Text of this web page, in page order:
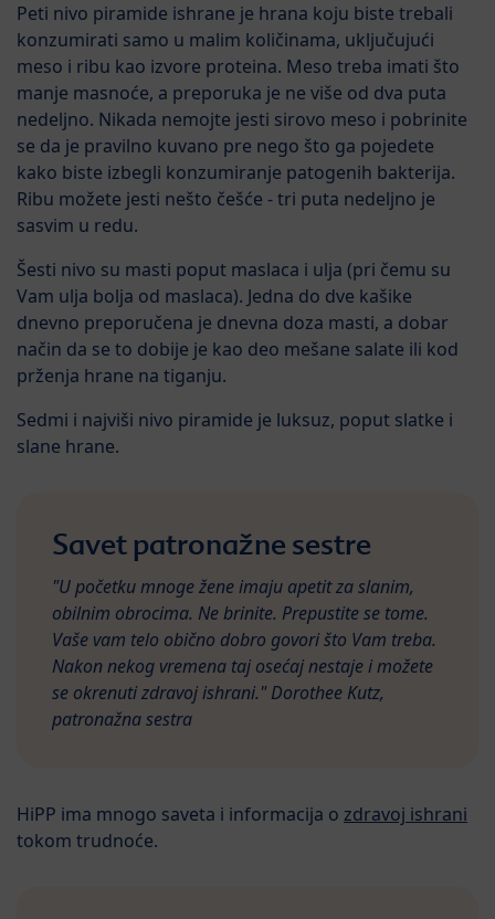
Peti nivo piramide ishrane je hrana koju biste trebali
konzumirati samo u malim količinama, uključujući
meso i ribu kao izvore proteina. Meso treba imati što
manje masnoće, a preporuka je ne više od dva puta
nedeljno. Nikada nemojte jesti sirovo meso i pobrinite
se da je pravilno kuvano pre nego što ga pojedete
kako biste izbegli konzumiranje patogenih bakterija.
Ribu možete jesti nešto češće - tri puta nedeljno je
sasvim u redu.
Šesti nivo su masti poput maslaca i ulja (pri čemu su
Vam ulja bolja od maslaca). Jedna do dve kašike
dnevno preporučena je dnevna doza masti, a dobar
način da se to dobije je kao deo mešane salate ili kod
prženja hrane na tiganju.
Sedmi i najviši nivo piramide je luksuz, poput slatke i
slane hrane.
Savet patronažne sestre
"U početku mnoge žene imaju apetit za slanim,
obilnim obrocima. Ne brinite. Prepustite se tome.
Vaše vam telo obično dobro govori što Vam treba.
Nakon nekog vremena taj osećaj nestaje i možete
se okrenuti zdravoj ishrani." Dorothee Kutz,
patronažna sestra
HiPP ima mnogo saveta i informacija o zdravoj ishrani
tokom trudnoće.